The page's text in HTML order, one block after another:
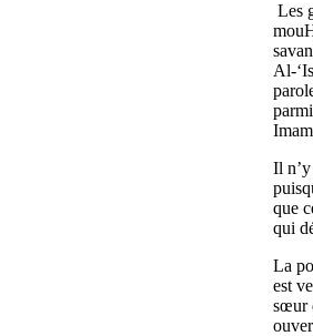
Les
Al-
Il
que
qui
La
est
sœur